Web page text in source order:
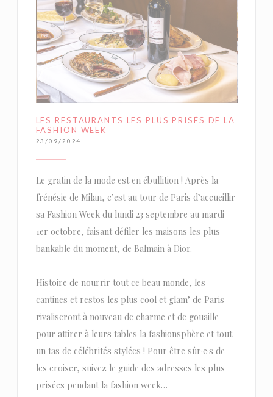
LES RESTAURANTS LES PLUS PRISÉS DE LA
FASHION WEEK
23/09/2024
Le gratin de la mode est en ébullition ! Après la
frénésie de Milan, c’est au tour de Paris d’accueillir
sa Fashion Week du lundi 23 septembre au mardi
1er octobre, faisant défiler les maisons les plus
bankable du moment, de Balmain à Dior.
Histoire de nourrir tout ce beau monde, les
cantines et restos les plus cool et glam’ de Paris
rivaliseront à nouveau de charme et de gouaille
pour attirer à leurs tables la fashionsphère et tout
un tas de célébrités stylées ! Pour être sûr·e·s de
les croiser, suivez le guide des adresses les plus
prisées pendant la fashion week…